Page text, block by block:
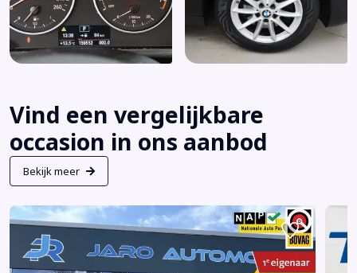
Vind een vergelijkbare
occasion in ons aanbod
Bekijk meer